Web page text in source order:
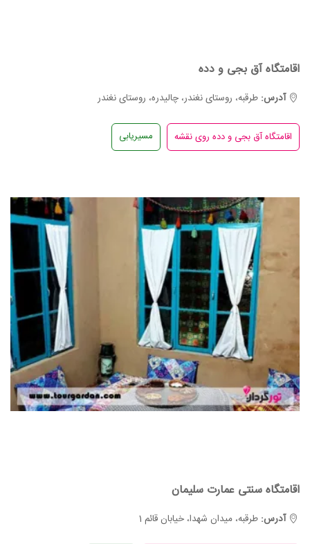
اقامتگاه آق بجی و دده
آدرس: طرقبه، روستای نغندر، چالیدره، روستای نغندر
مسیریابی
اقامتگاه سنتی عمارت سلیمان
آدرس: طرقبه، میدان شهدا، خیابان قائم 1